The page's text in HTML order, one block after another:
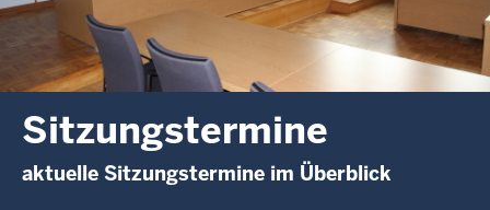
Sitzungstermine
aktuelle Sitzungstermine im Überblick